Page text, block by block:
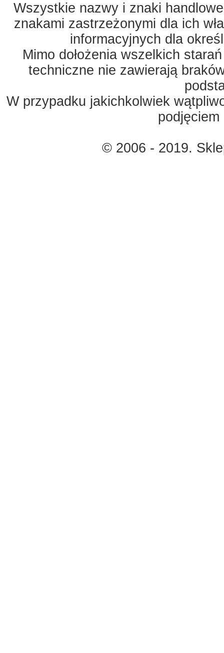
Wszystkie nazwy i znaki
znakami zastrzeżonymi dla ich
informacyjnych dla
Mimo dołożenia wszelkich
techniczne nie zawierają
W przypadku jakichkolwiek
© 2006 - 2019.